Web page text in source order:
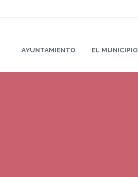
AYUNTAMIENTO EL MUNICIPIO